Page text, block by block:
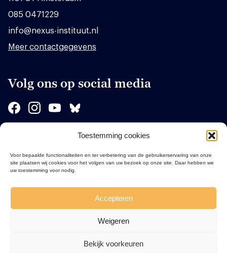
Toestemming cookies
Voor bepaalde functionaliteiten en ter verbetering van de gebruikerservaring van onze
site plaatsen wij cookies voor het volgen van uw bezoek op onze site. Daar hebben we
uw toestemming voor nodig.
Accepteren
Weigeren
Bekijk voorkeuren
085 0471229
info@nexus-instituut.nl
Meer contactgegevens
Volg ons op social media